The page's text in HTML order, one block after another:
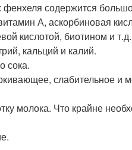
содержится
А, аскорбиновая
кислотой, биотином и
кальций и калий.
сока.
слабительное и
молока. Что крайне